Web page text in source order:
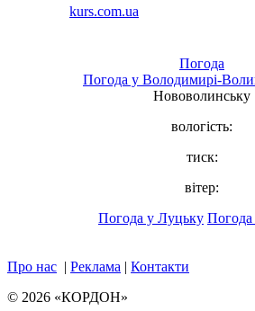
Погода
Погода у Володимирі-
Нововолинську
вологість:
тиск:
вітер:
Погода у Луцьку Погода
Про нас | Реклама | Контакти
© 2026 «КОРДОН»